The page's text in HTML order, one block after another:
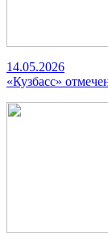
14.05.2026
«Кузбасс»